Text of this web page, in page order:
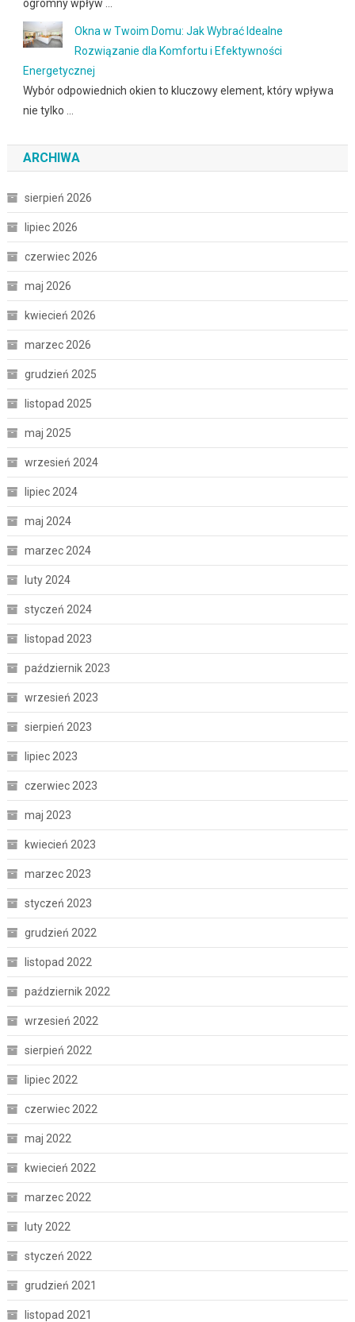
ogromny wpływ …
Okna w Twoim Domu: Jak Wybrać Idealne
Rozwiązanie dla Komfortu i Efektywności
Energetycznej
Wybór odpowiednich okien to kluczowy element, który wpływa
nie tylko …
ARCHIWA
sierpień 2026
lipiec 2026
czerwiec 2026
maj 2026
kwiecień 2026
marzec 2026
grudzień 2025
listopad 2025
maj 2025
wrzesień 2024
lipiec 2024
maj 2024
marzec 2024
luty 2024
styczeń 2024
listopad 2023
październik 2023
wrzesień 2023
sierpień 2023
lipiec 2023
czerwiec 2023
maj 2023
kwiecień 2023
marzec 2023
styczeń 2023
grudzień 2022
listopad 2022
październik 2022
wrzesień 2022
sierpień 2022
lipiec 2022
czerwiec 2022
maj 2022
kwiecień 2022
marzec 2022
luty 2022
styczeń 2022
grudzień 2021
listopad 2021